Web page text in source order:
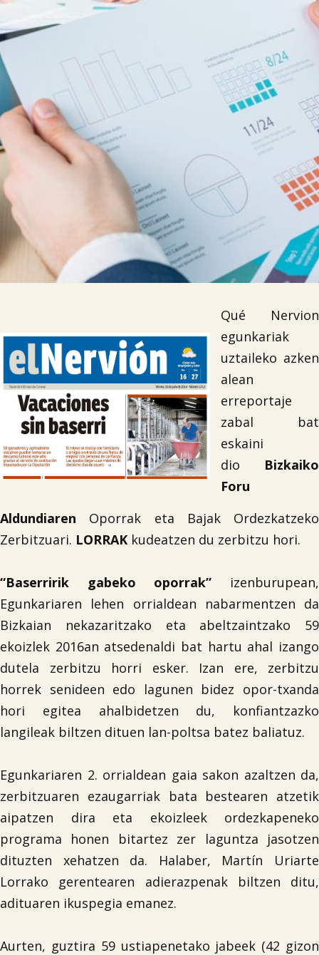
Iragarki-taula
Lursail Market
Qué Nervion
egunkariak
uztaileko azken
alean
erreportaje
zabal bat
eskaini
dio Bizkaiko
Foru
Aldundiaren Oporrak eta Bajak Ordezkatzeko
Zerbitzuari. LORRAK kudeatzen du zerbitzu hori.
“Baserririk gabeko oporrak” izenburupean,
Egunkariaren lehen orrialdean nabarmentzen da
Bizkaian nekazaritzako eta abeltzaintzako 59
ekoizlek 2016an atsedenaldi bat hartu ahal izango
dutela zerbitzu horri esker. Izan ere, zerbitzu
horrek senideen edo lagunen bidez opor-txanda
hori egitea ahalbidetzen du, konfiantzazko
langileak biltzen dituen lan-poltsa batez baliatuz.
Egunkariaren 2. orrialdean gaia sakon azaltzen da,
zerbitzuaren ezaugarriak bata bestearen atzetik
aipatzen dira eta ekoizleek ordezkapeneko
programa honen bitartez zer laguntza jasotzen
dituzten xehatzen da. Halaber, Martín Uriarte
Lorrako gerentearen adierazpenak biltzen ditu,
adituaren ikuspegia emanez.
Aurten, guztira 59 ustiapenetako jabeek (42 gizon